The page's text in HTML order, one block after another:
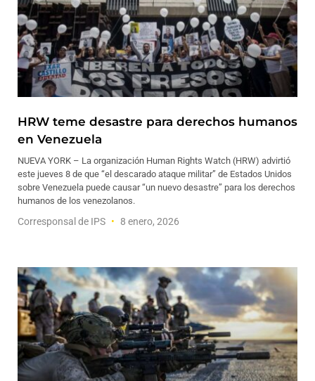
HRW teme desastre para derechos humanos
en Venezuela
NUEVA YORK – La organización Human Rights Watch (HRW) advirtió
este jueves 8 de que “el descarado ataque militar” de Estados Unidos
sobre Venezuela puede causar “un nuevo desastre” para los derechos
humanos de los venezolanos.
Corresponsal de IPS 8 enero, 2026